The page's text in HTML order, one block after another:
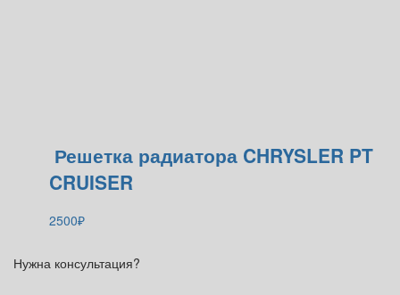
Решетка радиатора CHRYSLER PT
CRUISER
2500₽
Нужна консультация?